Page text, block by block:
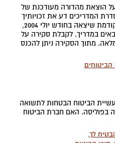
הוצאת מהדורה מעודכנת של
המדריכים דע את זכויותיך
שהוציא משרדנו. מאז המהדורה הקודמת שיצאה בחודש יולי 2004,
במדריך. לקבלת סקירה על
מתוך הסקירה ניתן להכנס
הביטוחים
הביטוח הבטחות לתשואה
בפוליסה. האם חברת הביטוח
לך,